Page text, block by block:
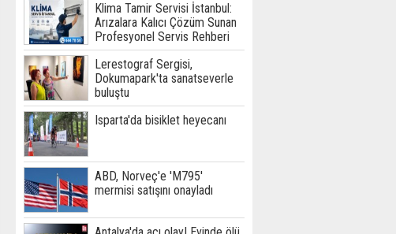
Klima Tamir Servisi İstanbul:
Arızalara Kalıcı Çözüm Sunan
Profesyonel Servis Rehberi
Lerestograf Sergisi,
Dokumapark'ta sanatseverle
buluştu
Isparta'da bisiklet heyecanı
ABD, Norveç'e 'M795'
mermisi satışını onayladı